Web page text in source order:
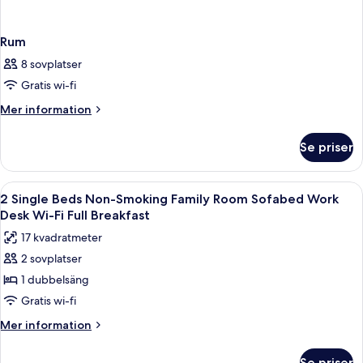
Rum
8 sovplatser
Gratis wi-fi
Mer information
Mer
Se priser
Öppna
alla
foton
för
2
Single
Beds
Non-
Ett sovrum med en säng, en bänk,
4
2 Single Beds Non-Smoking Family Room Sofabed Work
Desk Wi-Fi Full Breakfast
17 kvadratmeter
2 sovplatser
1 dubbelsäng
Gratis wi-fi
Mer information
Mer